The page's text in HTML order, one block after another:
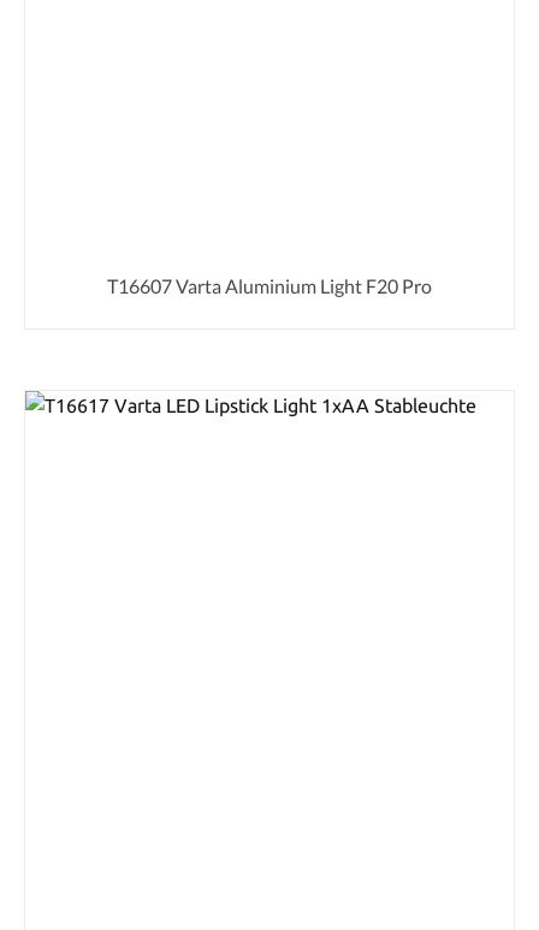
T16607 Varta Aluminium Light F20 Pro